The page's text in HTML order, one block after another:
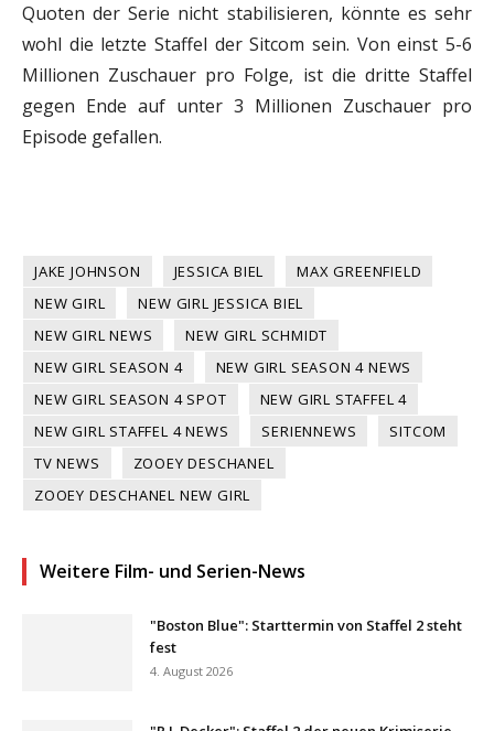
Quoten der Serie nicht stabilisieren, könnte es sehr
wohl die letzte Staffel der Sitcom sein. Von einst 5-6
Millionen Zuschauer pro Folge, ist die dritte Staffel
gegen Ende auf unter 3 Millionen Zuschauer pro
Episode gefallen.
JAKE JOHNSON JESSICA BIEL
MAX GREENFIELD
NEW GIRL
NEW GIRL JESSICA BIEL
NEW GIRL NEWS
NEW GIRL SCHMIDT
NEW GIRL SEASON 4
NEW GIRL SEASON 4 NEWS
NEW GIRL SEASON 4 SPOT
NEW GIRL STAFFEL 4
NEW GIRL STAFFEL 4 NEWS
SERIENNEWS
SITCOM
TV NEWS
ZOOEY DESCHANEL
ZOOEY DESCHANEL NEW GIRL
Weitere Film- und Serien-News
"Boston Blue": Starttermin von Staffel 2 steht
fest
4. August 2026